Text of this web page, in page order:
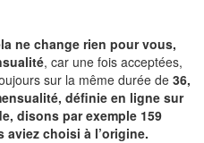
ne change rien pour vous,
, car une fois acceptées,
sur la même durée de36,
définie en ligne sur
disons par exemple 159
aviez choisi à l’origine.